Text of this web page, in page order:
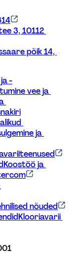
3, 10112
põik 14,
-
vee ja
ja
Koostöö ja
nõuded
Klooriavarii